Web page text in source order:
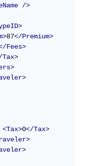
/>
87</Premium>
</Fees>
Tax>
<Tax>0</Tax>